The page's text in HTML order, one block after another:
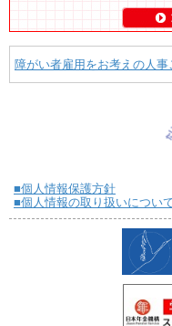
障がい者雇用をお考えの人
■個人情報保護方針
■個人情報の取り扱いについ